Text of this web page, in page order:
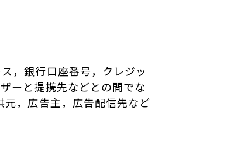
，銀行口座番号，クレジッ
ーと提携先などとの間でな
，広告主，広告配信先など